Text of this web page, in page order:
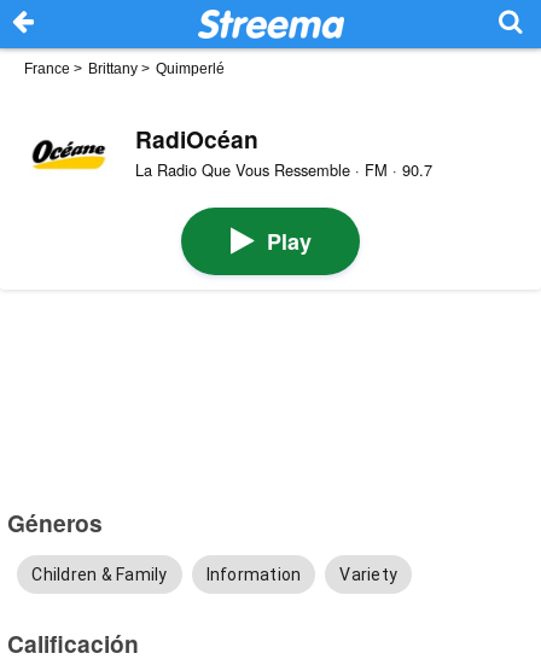
France > Brittany > Quimperlé
RadiOcéan
La Radio Que Vous Ressemble · FM · 90.7
Play
Géneros
Children & Family Information Variety
Calificación